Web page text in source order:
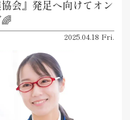
会』発足へ向けてオン
2025.04.18 Fri.